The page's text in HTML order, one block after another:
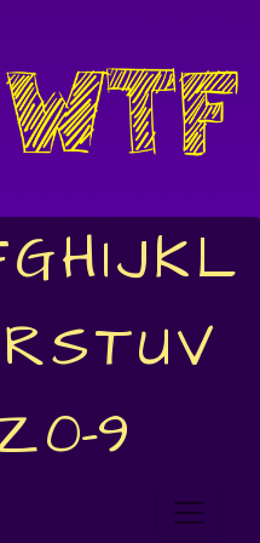
GHIJKL
RSTUV
0-9